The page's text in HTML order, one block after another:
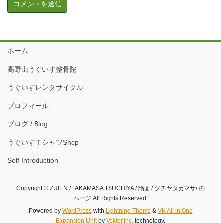
ホーム
高野山うぐいす整骨院
うぐいすレンタサイクル
プロフィール
ブログ / Blog
うぐいすＴシャツShop
Self Introduction
Copyright © ZUIEN / TAKAMASA TSUCHIYA / 隋圓 / ツチヤタカマサ/ の
ページ All Rights Reserved.
Powered by WordPresswith Lightning Theme & VK All in One
Expansion Unitby Vektor,Inc. technology.